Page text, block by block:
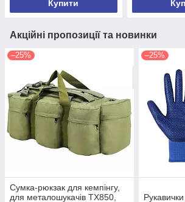
Купити
Акційні пропозиції та новинки
–25%
Сумка-рюкзак для кемпінгу,
для металошукачів TX850,
–25%